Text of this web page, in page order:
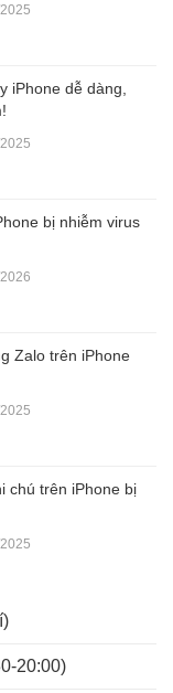
iPhone dễ dàng,
bị nhiễm virus
Zalo trên iPhone
chú trên iPhone bị
20:00)